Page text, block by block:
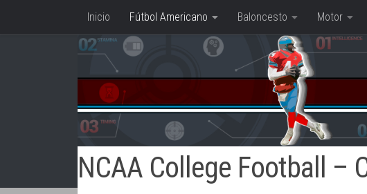
Saltar al contenido
Inicio Fútbol Americano Baloncesto Motor
NCAA College Football –